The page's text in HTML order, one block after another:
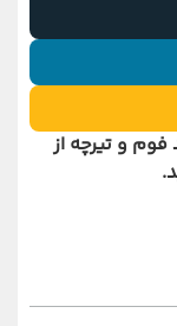
فوم و تیرچه از